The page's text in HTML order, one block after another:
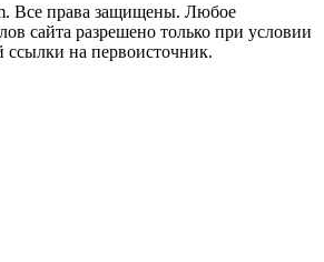
Все права защищены. Любое
сайта разрешено только при условии
на первоисточник.